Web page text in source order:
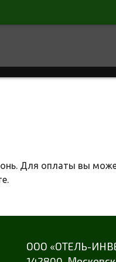
Для оплаты вы
ООО «ОТЕЛЬ-